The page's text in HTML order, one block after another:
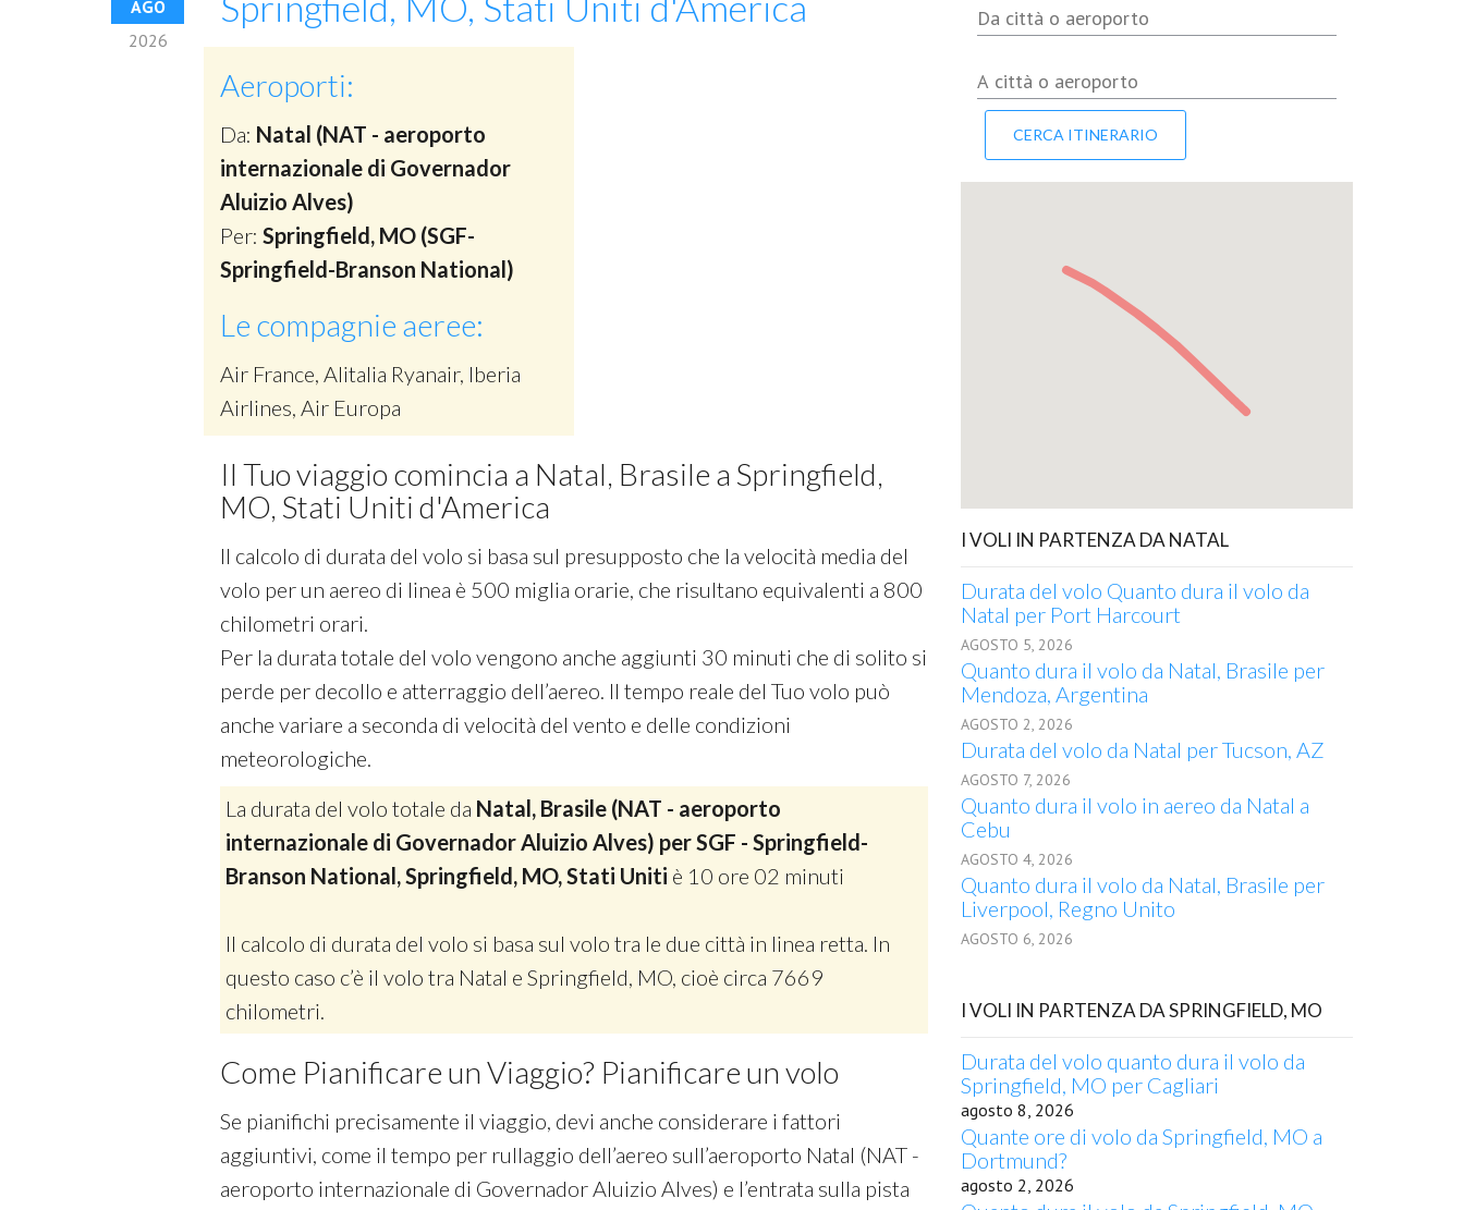
AGO
2026
Aeroporti:
Da: Natal (NAT - aeroporto
internazionale di Governador
Aluizio Alves)
Per: Springfield, MO (SGF-
Springfield-Branson National)
Le compagnie aeree:
Air France, Alitalia Ryanair, Iberia
Airlines, Air Europa
Il Tuo viaggio comincia a Natal, Brasile a Springfield,
MO, Stati Uniti d'America
Il calcolo di durata del volo si basa sul presupposto che la velocità media del
volo per un aereo di linea è 500 miglia orarie, che risultano equivalenti a 800
chilometri orari.
Per la durata totale del volo vengono anche aggiunti 30 minuti che di solito si
perde per decollo e atterraggio dell’aereo. Il tempo reale del Tuo volo può
anche variare a seconda di velocità del vento e delle condizioni
meteorologiche.
La durata del volo totale da Natal, Brasile (NAT - aeroporto
internazionale di Governador Aluizio Alves) per SGF - Springfield-
Branson National, Springfield, MO, Stati Uniti è 10 ore 02 minuti
Il calcolo di durata del volo si basa sul volo tra le due città in linea retta. In
questo caso c’è il volo tra Natal e Springfield, MO, cioè circa 7669
chilometri.
Come Pianificare un Viaggio? Pianificare un volo
Se pianifichi precisamente il viaggio, devi anche considerare i fattori
aggiuntivi, come il tempo per rullaggio dell’aereo sull’aeroporto Natal (NAT -
aeroporto internazionale di Governador Aluizio Alves) e l’entrata sulla pista
I VOLI IN PARTENZA DA NATAL
Durata del volo Quanto dura il volo da
Natal per Port Harcourt
AGOSTO 5, 2026
Quanto dura il volo da Natal, Brasile per
Mendoza, Argentina
AGOSTO 2, 2026
Durata del volo da Natal per Tucson, AZ
AGOSTO 7, 2026
Quanto dura il volo in aereo da Natal a
Cebu
AGOSTO 4, 2026
Quanto dura il volo da Natal, Brasile per
Liverpool, Regno Unito
AGOSTO 6, 2026
I VOLI IN PARTENZA DA SPRINGFIELD, MO
Durata del volo quanto dura il volo da
Springfield, MO per Cagliari
agosto 8, 2026
Quante ore di volo da Springfield, MO a
Dortmund?
agosto 2, 2026